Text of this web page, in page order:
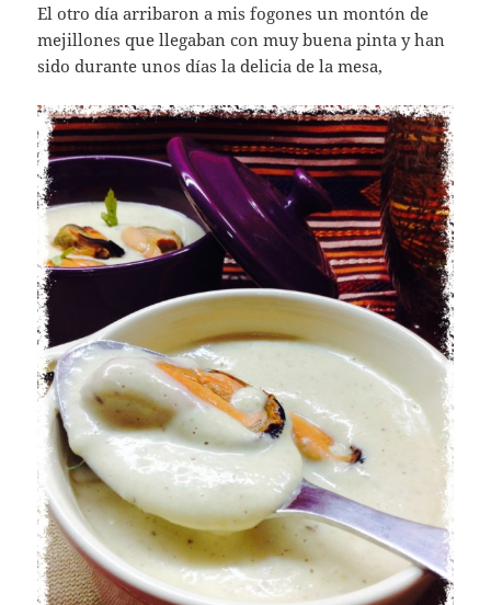
El otro día arribaron a mis fogones un montón de
mejillones que llegaban con muy buena pinta y han
sido durante unos días la delicia de la mesa,